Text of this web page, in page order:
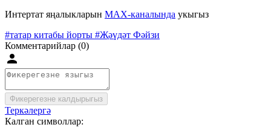
Интертат яңалыкларын MAX-каналында укыгыз
#татар китабы йорты #Җәүдәт Фәйзи
Комментарийлар (0)
Фикерегезне калдырыгыз
Теркәлергә
Калган символлар: